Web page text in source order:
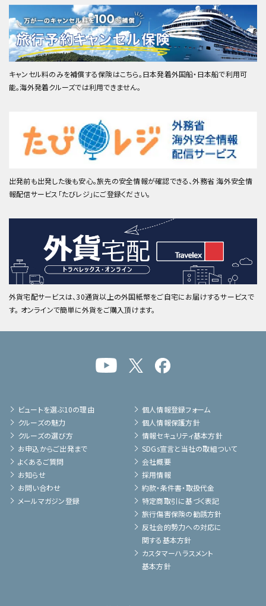
キャンセル料のみを補償する保険はこちら。日本発着外国船・日本船で利用可
能。海外発着クルーズでは利用できません。
出発前も出発した後も安心。旅先の安全情報が確認できる、外務省 海外安全情
報配信サービス「たびレジ」にご登録ください。
外貨宅配サービスは、30通貨以上の外国紙幣をご自宅にお届けするサービスで
す。 オンラインで簡単に外貨をご購入頂けます。
ビュートを選ぶ10の理由
クルーズの魅力
クルーズの選び方
お申込からご出発まで
よくあるご質問
お知らせ
お問い合わせ
メールマガジン登録
個人情報登録フォーム
個人情報保護方針
情報セキュリティ基本方針
SDGs宣言と当社の取組ついて
会社概要
採用情報
約款・条件書・取扱代金
特定商取引に基づく表記
旅行傷害保険の勧誘方針
反社会的勢力への対応に
関する基本方針
カスタマーハラスメント
基本方針